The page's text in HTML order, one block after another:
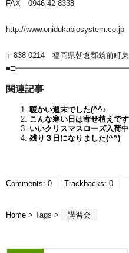
FAX 0946-42-8338
http://www.onidukabiosystem.co.jp
〒838-0214 福岡県朝倉郡筑前町東
関連記事
暖かい週末でした(^^♪
こんな寒い日は寄せ植えです
いいクリスマスローズ入荷中
残り３日になりました(^^)
Comments: 0 Trackbacks: 0
Home > Tags > 講習会